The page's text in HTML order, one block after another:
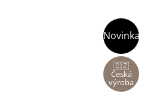
Novinka
🇨🇿
Česká
výroba